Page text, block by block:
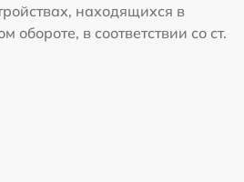
находящихся в
обороте, в соответствии со ст.